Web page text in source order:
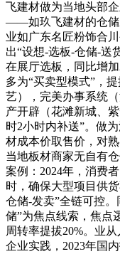
飞建材做为当地头部
——如玖飞建材的仓储
业如广东名匠粉饰合
出“设想-选板-仓储-
在展厅选板，同比增
多为“买卖型模式”，
艺），完美办事系统
产开辟（花滩新城、
时2小时内补送”。做
材成本价取售价，对
当地板材商家无自有
案例：2024年，消费
时，确保大型项目供
仓储-发卖”全链可控
储”为焦点线索，焦点
周转率提拔20%。业
企业实践，2023年国